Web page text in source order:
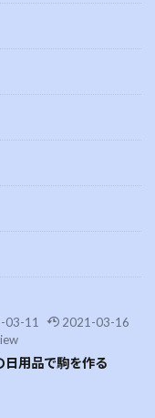
03-11
2021-03-16
日用品で駒を作る